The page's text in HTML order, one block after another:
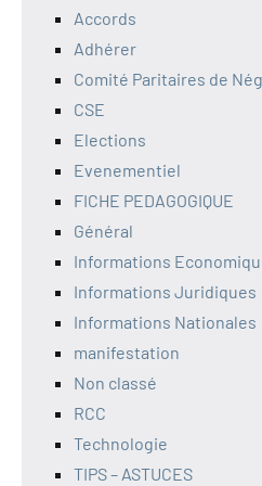
Accords
Adhérer
Comité Paritaires de
CSE
Elections
Evenementiel
FICHE PEDAGOGIQUE
Général
Informations
Informations Juridiques
Informations Nationales
manifestation
Non classé
RCC
Technologie
TIPS – ASTUCES